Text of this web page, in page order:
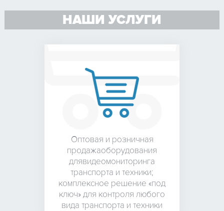
НАШИ УСЛУГИ
Оптовая и розничная
продажаоборудования
длявидеомониторинга
транспорта и техники;
комплексное решение «под
ключ» для контроля любого
вида транспорта и техники